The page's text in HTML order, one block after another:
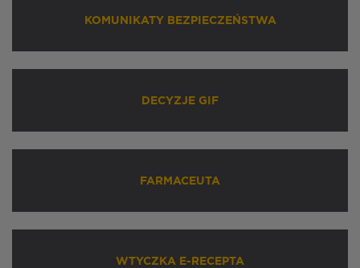
KOMUNIKATY BEZPIECZEŃSTWA
DECYZJE GIF
FARMACEUTA
WTYCZKA E-RECEPTA